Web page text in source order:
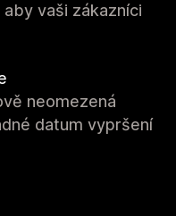
vaši zákazníci
neomezená
datum vypršení